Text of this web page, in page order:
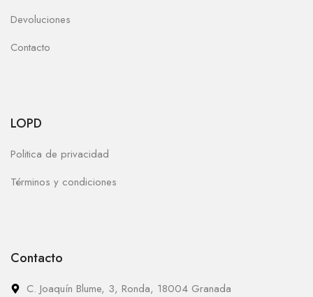
Devoluciones
Contacto
LOPD
Politica de privacidad
Términos y condiciones
Contacto
C. Joaquín Blume, 3, Ronda, 18004 Granada